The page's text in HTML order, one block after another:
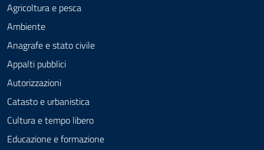
Agricoltura e pesca
Ambiente
Anagrafe e stato civile
Appalti pubblici
Autorizzazioni
Catasto e urbanistica
Cultura e tempo libero
Educazione e formazione